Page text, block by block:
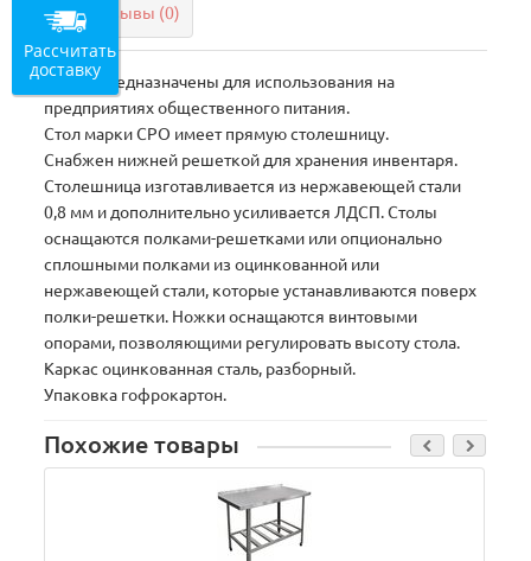
Отзывы (0)
Столы предназначены для использования на
предприятиях общественного питания.
Стол марки СРО имеет прямую столешницу.
Снабжен нижней решеткой для хранения инвентаря.
Столешница изготавливается из нержавеющей стали
0,8 мм и дополнительно усиливается ЛДСП. Столы
оснащаются полками-решетками или опционально
сплошными полками из оцинкованной или
нержавеющей стали, которые устанавливаются поверх
полки-решетки. Ножки оснащаются винтовыми
опорами, позволяющими регулировать высоту стола.
Каркас оцинкованная сталь, разборный.
Упаковка гофрокартон.
Похожие товары
Рассчитать
доставку